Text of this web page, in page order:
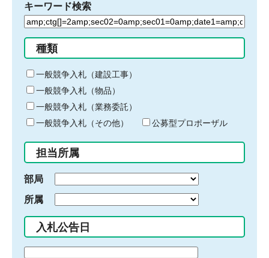
キーワード検索
検
る
キ
ー
ワ
ー
ド
入
力
種類
一般競争入札（建設工事）
一般競争入札（物品）
一般競争入札（業務委託）
一般競争入札（その他）
公募型プロポーザル
担当所属
部局
所属
入札公告日